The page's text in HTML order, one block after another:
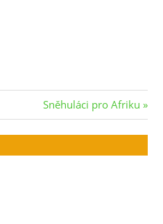
Next
Post:
Sněhuláci pro Afriku